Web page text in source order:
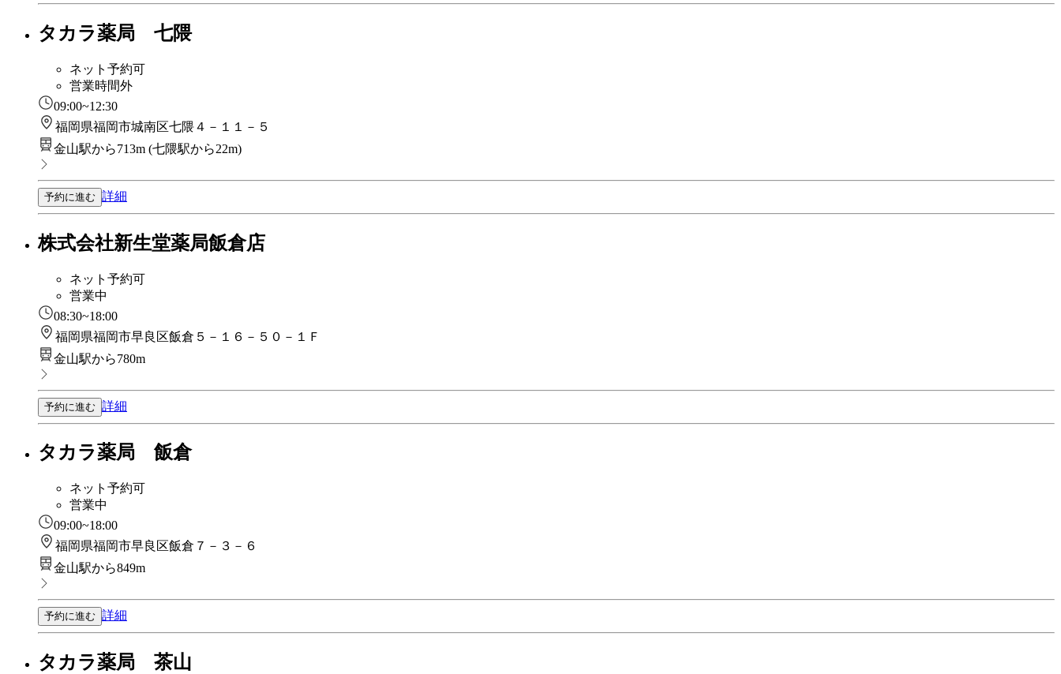
タカラ薬局 七隈
ネット予約可
営業時間外
09:00~12:30
福岡県福岡市城南区七隈４－１１－５
金山駅から713m (七隈駅から22m)
予約に進む 詳細
株式会社新生堂薬局飯倉店
ネット予約可
営業中
08:30~18:00
福岡県福岡市早良区飯倉５－１６－５０－１Ｆ
金山駅から780m
予約に進む 詳細
タカラ薬局 飯倉
ネット予約可
営業中
09:00~18:00
福岡県福岡市早良区飯倉７－３－６
金山駅から849m
予約に進む 詳細
タカラ薬局 茶山